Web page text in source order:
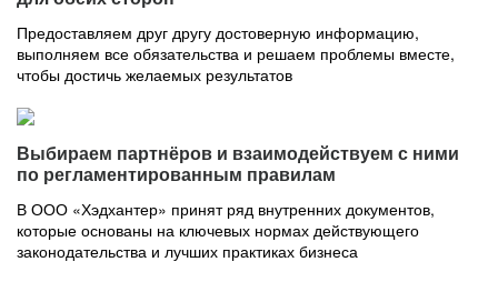
Предоставляем друг другу достоверную информацию,
выполняем все обязательства и решаем проблемы вместе,
чтобы достичь желаемых результатов
Выбираем партнёров и взаимодействуем с ними
по регламентированным правилам
В ООО «Хэдхантер» принят ряд внутренних документов,
которые основаны на ключевых нормах действующего
законодательства и лучших практиках бизнеса